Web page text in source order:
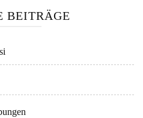
BEITRÄGE